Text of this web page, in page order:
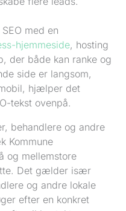
med en
hjemmeside, hosting
der både kan ranke og
side er langsom,
hjælper det
tekst ovenpå.
behandlere og andre
Kommune
mellemstore
Det gælder især
og andre lokale
efter en konkret